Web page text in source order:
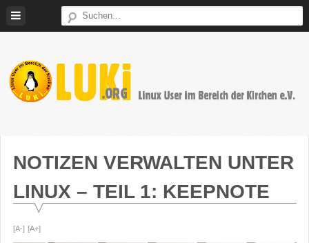
Bereich
der
Kirchen
NOTIZEN VERWALTEN UNTER
LINUX – TEIL 1: KEEPNOTE
[A-] [A+]